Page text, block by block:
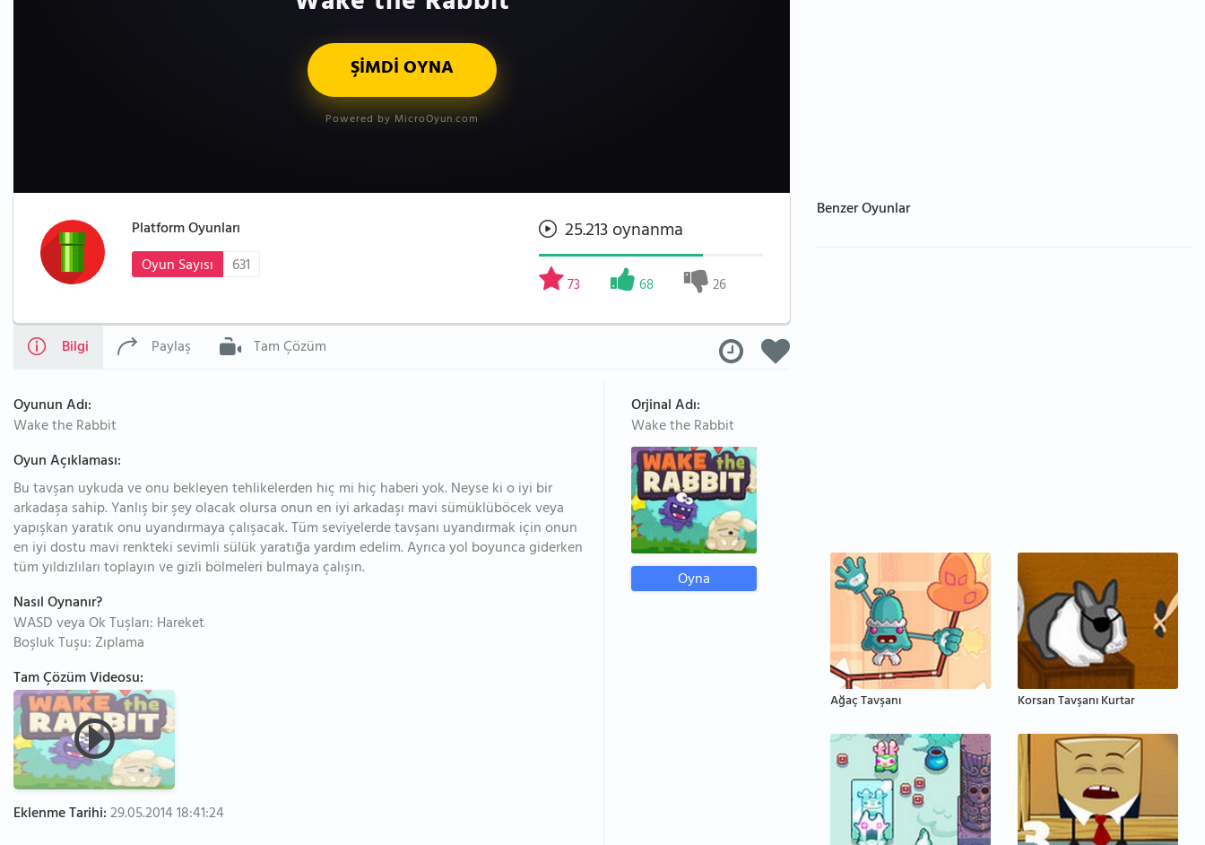
ŞİMDİ OYNA
Powered by MicroOyun.com
Platform Oyunları
Oyun Sayısı
631
25.213 oynanma
73 68 26
Bilgi Paylaş Tam Çözüm
Oyunun Adı:
Wake the Rabbit
Oyun Açıklaması:
Bu tavşan uykuda ve onu bekleyen tehlikelerden hiç mi hiç haberi yok. Neyse ki o iyi bir
arkadaşa sahip. Yanlış bir şey olacak olursa onun en iyi arkadaşı mavi sümüklüböcek veya
yapışkan yaratık onu uyandırmaya çalışacak. Tüm seviyelerde tavşanı uyandırmak için onun
en iyi dostu mavi renkteki sevimli sülük yaratığa yardım edelim. Ayrıca yol boyunca giderken
tüm yıldızlıları toplayın ve gizli bölmeleri bulmaya çalışın.
Nasıl Oynanır?
WASD veya Ok Tuşları: Hareket
Boşluk Tuşu: Zıplama
Tam Çözüm Videosu:
Eklenme Tarihi:29.05.2014 18:41:24
Orjinal Adı:
Wake the Rabbit
Oyna
Benzer Oyunlar
Ağaç Tavşanı Korsan Tavşanı Kurtar